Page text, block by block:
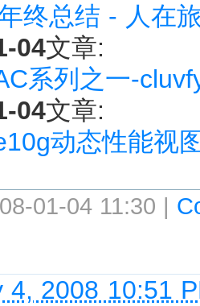
终总结 - 人在
04文章:
系列之一-
04文章:
动态性能视
01-04 11:30 |
4, 2008 10:51